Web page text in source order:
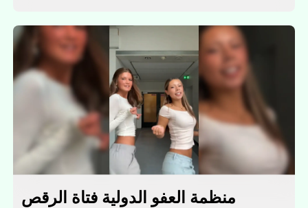
منظمة العفو الدولية فتاة الرقص